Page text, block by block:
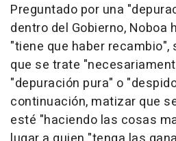
Preguntado por una
dentro del Gobierno, Noboa
"tiene que haber
que se trate
"depuración pura" o
continuación, matizar que
esté "haciendo las cosas